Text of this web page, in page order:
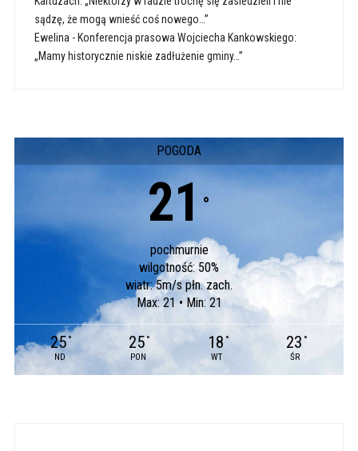
sądzę, że mogą wnieść coś nowego…”
Ewelina - Konferencja prasowa Wojciecha Kankowskiego:
„Mamy historycznie niskie zadłużenie gminy…”
POGODA
21 °
pochmurnie
wilgotność: 50%
wiatr: 5m/s płn. zach.
Max: 21 • Min: 21
25 °
ND
25 °
PON
18 °
WT
23 °
ŚR